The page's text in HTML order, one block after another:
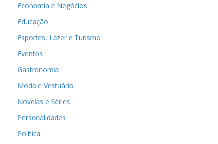
Economia e Negócios
Educação
Esportes, Lazer e Turismo
Eventos
Gastronomia
Moda e Vestuário
Novelas e Séries
Personalidades
Política